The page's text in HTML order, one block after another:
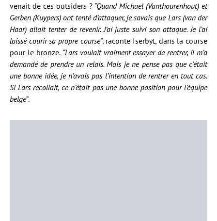
venait de ces outsiders ? “Quand Michael (Vanthourenhout) et
Gerben (Kuypers) ont tenté d’attaquer, je savais que Lars (van der
Haar) allait tenter de revenir. J’ai juste suivi son attaque. Je l’ai
laissé courir sa propre course”, raconte Iserbyt, dans la course
pour le bronze. “Lars voulait vraiment essayer de rentrer, il m’a
demandé de prendre un relais. Mais je ne pense pas que c’était
une bonne idée, je n’avais pas l’intention de rentrer en tout cas.
Si Lars recollait, ce n’était pas une bonne position pour l’équipe
belge”.